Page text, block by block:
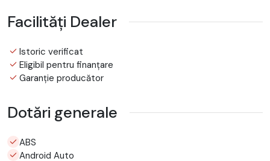
Facilități Dealer
Istoric verificat
Eligibil pentru finanțare
Garanție producător
Dotări generale
ABS
Android Auto